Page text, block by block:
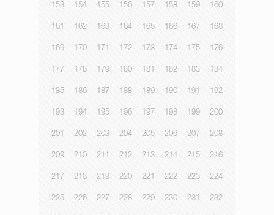
153 154 155 156 157 158 159 160
161 162 163 164 165 166 167 168
169 170 171 172 173 174 175 176
177 178 179 180 181 182 183 184
185 186 187 188 189 190 191 192
193 194 195 196 197 198 199 200
201 202 203 204 205 206 207 208
209 210 211 212 213 214 215 216
217 218 219 220 221 222 223 224
225 226 227 228 229 230 231 232